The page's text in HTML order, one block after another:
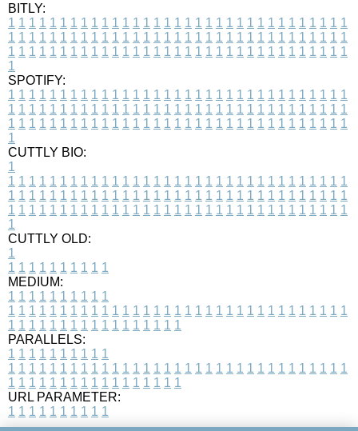
BITLY:
1 1 1 1 1 1 1 1 1 1 1 1 1 1 1 1 1 1 1 1 1 1 1 1 1 1 1 1 1 1 1 1 1
1 1 1 1 1 1 1 1 1 1 1 1 1 1 1 1 1 1 1 1 1 1 1 1 1 1 1 1 1 1 1 1 1
1 1 1 1 1 1 1 1 1 1 1 1 1 1 1 1 1 1 1 1 1 1 1 1 1 1 1 1 1 1 1 1 1
1
SPOTIFY:
1 1 1 1 1 1 1 1 1 1 1 1 1 1 1 1 1 1 1 1 1 1 1 1 1 1 1 1 1 1 1 1 1
1 1 1 1 1 1 1 1 1 1 1 1 1 1 1 1 1 1 1 1 1 1 1 1 1 1 1 1 1 1 1 1 1
1 1 1 1 1 1 1 1 1 1 1 1 1 1 1 1 1 1 1 1 1 1 1 1 1 1 1 1 1 1 1 1 1
1
CUTTLY BIO:
1
1 1 1 1 1 1 1 1 1 1 1 1 1 1 1 1 1 1 1 1 1 1 1 1 1 1 1 1 1 1 1 1 1
1 1 1 1 1 1 1 1 1 1 1 1 1 1 1 1 1 1 1 1 1 1 1 1 1 1 1 1 1 1 1 1 1
1 1 1 1 1 1 1 1 1 1 1 1 1 1 1 1 1 1 1 1 1 1 1 1 1 1 1 1 1 1 1 1 1
1
CUTTLY OLD:
1
1 1 1 1 1 1 1 1 1 1
MEDIUM:
1 1 1 1 1 1 1 1 1 1
1 1 1 1 1 1 1 1 1 1 1 1 1 1 1 1 1 1 1 1 1 1 1 1 1 1 1 1 1 1 1 1 1
1 1 1 1 1 1 1 1 1 1 1 1 1 1 1 1 1
PARALLELS:
1 1 1 1 1 1 1 1 1 1
1 1 1 1 1 1 1 1 1 1 1 1 1 1 1 1 1 1 1 1 1 1 1 1 1 1 1 1 1 1 1 1 1
1 1 1 1 1 1 1 1 1 1 1 1 1 1 1 1 1
URL PARAMETER:
1 1 1 1 1 1 1 1 1 1